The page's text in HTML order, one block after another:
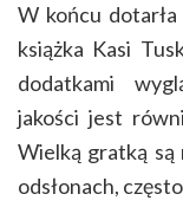
W końcu
książka Kasi
dodatkami
jakości jest
Wielką gratką są
odsłonach,